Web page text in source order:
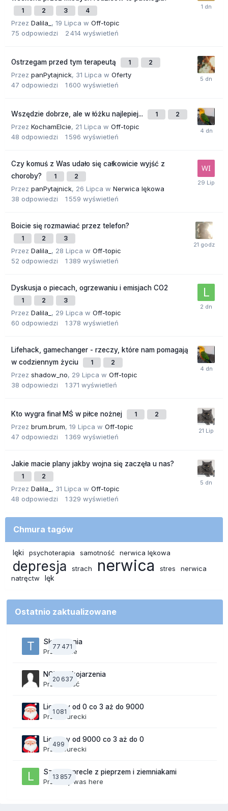
1 2 3 4
Przez Dalila_ , 19 Lipca w Off-topic
75 odpowiedzi 2 414 wyświetleń
Ostrzegam przed tym terapeutą 1 2
Przez panPytajnick, 31 Lipca w Oferty
47 odpowiedzi 1 600 wyświetleń
Wszędzie dobrze, ale w łóżku najlepiej... 1 2
Przez KochamElcie, 21 Lipca w Off-topic
48 odpowiedzi 1 596 wyświetleń
Czy komuś z Was udało się całkowicie wyjść z
choroby?
1 2
Przez panPytajnick, 26 Lipca w Nerwica lękowa
38 odpowiedzi 1 559 wyświetleń
Boicie się rozmawiać przez telefon?
1 2 3
Przez Dalila_ , 28 Lipca w Off-topic
52 odpowiedzi 1 389 wyświetleń
Dyskusja o piecach, ogrzewaniu i emisjach CO2
1 2 3
Przez Dalila_ , 29 Lipca w Off-topic
60 odpowiedzi 1 378 wyświetleń
Lifehack, gamechanger - rzeczy, które nam pomagają
w codziennym życiu
1 2
Przez shadow_no, 29 Lipca w Off-topic
38 odpowiedzi 1 371 wyświetleń
Kto wygra finał MŚ w piłce nożnej 1 2
Przez brum.brum, 19 Lipca w Off-topic
47 odpowiedzi 1 369 wyświetleń
Jakie macie plany jakby wojna się zaczęła u nas?
1 2
Przez Dalila_ , 31 Lipca w Off-topic
48 odpowiedzi 1 329 wyświetleń
Chmura tagów
lęki psychoterapia samotność nerwica lękowa
depresja strach nerwica stres
nerwica
natręctw
lęk
Ostatnio zaktualizowane
77 471
Skojarzenia
Przez tede
20 637
NOWE Skojarzenia
Przez Gość
1 081
Liczymy od 0 co 3 aż do 9000
Przez Jurecki
499
Liczymy od 9000 co 3 aż do 0
PrzezJurecki
13 857
Szalone precle z pieprzem i ziemniakami
Przezlily was here